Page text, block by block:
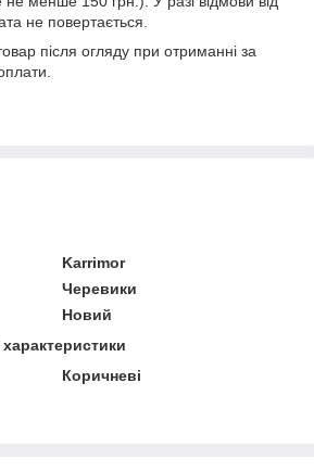
не повертається.
після огляду при отриманні за
Karrimor
Черевики
Новий
Коричневі